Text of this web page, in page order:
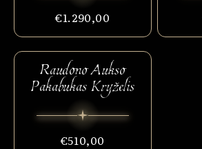
€1.290,00
Raudono Aukso
Pakabukas Kryželis
€510,00